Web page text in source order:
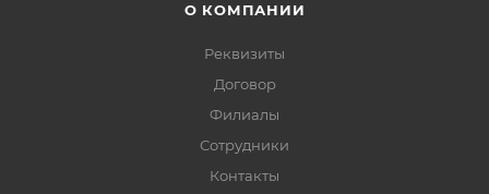
О КОМПАНИИ
Реквизиты
Договор
Филиалы
Сотрудники
Контакты